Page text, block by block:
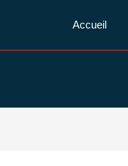
Accueil